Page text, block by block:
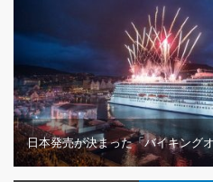
日本発売が決まった「バイキング